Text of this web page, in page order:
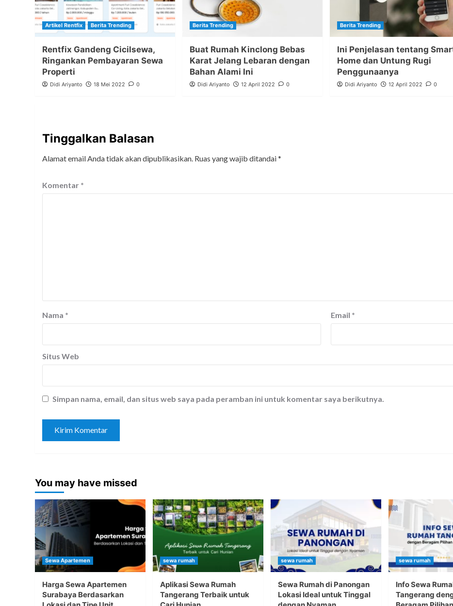
Artikel Rentfix Berita Trending
Rentfix Gandeng Cicilsewa,
Ringankan Pembayaran Sewa
Properti
Didi Ariyanto 18 Mei 2022 0
Berita Trending
Buat Rumah Kinclong Bebas
Karat Jelang Lebaran dengan
Bahan Alami Ini
Didi Ariyanto 12 April 2022 0
Berita Trending
Ini Penjelasan tentang
Home dan Untung Rugi
Penggunaanya
Didi Ariyanto 12 April 2022 0
Tinggalkan Balasan
Alamat email Anda tidak akan dipublikasikan. Ruas yang wajib ditandai*
Komentar *
Nama * Email *
Situs Web
Simpan nama, email, dan situs web saya pada peramban ini untuk komentar saya berikutnya.
You may have missed
Sewa Apartemen
Harga Sewa Apartemen
Surabaya Berdasarkan
sewa rumah
Aplikasi Sewa Rumah
Tangerang Terbaik untuk
sewa rumah
Sewa Rumah di Panongan
Lokasi Ideal untuk Tinggal
sewa rumah
Info Sewa
Tangerang